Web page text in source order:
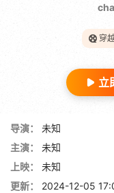
穿
立
导演：
未知
主演：
未知
上映：
未知
更新：
2024-12-05